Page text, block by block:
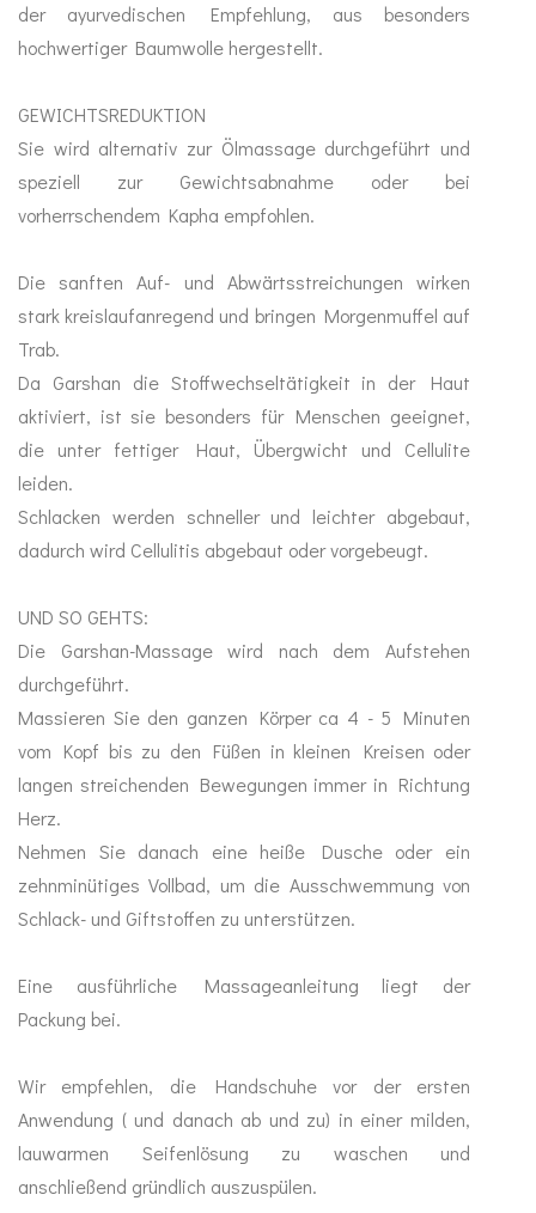
der ayurvedischen Empfehlung, aus besonders
hochwertiger Baumwolle hergestellt.
GEWICHTSREDUKTION
Sie wird alternativ zur Ölmassage durchgeführt und
speziell zur Gewichtsabnahme oder bei
vorherrschendem Kapha empfohlen.
Die sanften Auf- und Abwärtsstreichungen wirken
stark kreislaufanregend und bringen Morgenmuffel auf
Trab.
Da Garshan die Stoffwechseltätigkeit in der Haut
aktiviert, ist sie besonders für Menschen geeignet,
die unter fettiger Haut, Übergwicht und Cellulite
leiden.
Schlacken werden schneller und leichter abgebaut,
dadurch wird Cellulitis abgebaut oder vorgebeugt.
UND SO GEHTS:
Die Garshan-Massage wird nach dem Aufstehen
durchgeführt.
Massieren Sie den ganzen Körper ca 4 - 5 Minuten
vom Kopf bis zu den Füßen in kleinen Kreisen oder
langen streichenden Bewegungen immer in Richtung
Herz.
Nehmen Sie danach eine heiße Dusche oder ein
zehnminütiges Vollbad, um die Ausschwemmung von
Schlack- und Giftstoffen zu unterstützen.
Eine ausführliche Massageanleitung liegt der
Packung bei.
Wir empfehlen, die Handschuhe vor der ersten
Anwendung ( und danach ab und zu) in einer milden,
lauwarmen Seifenlösung zu waschen und
anschließend gründlich auszuspülen.
Gewürze
Tees
Duft
Mundhygiene
Healthy Presents
Bücher
Trinkflaschen